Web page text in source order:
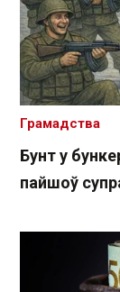
Бунт у
пайшоў
Грамадства